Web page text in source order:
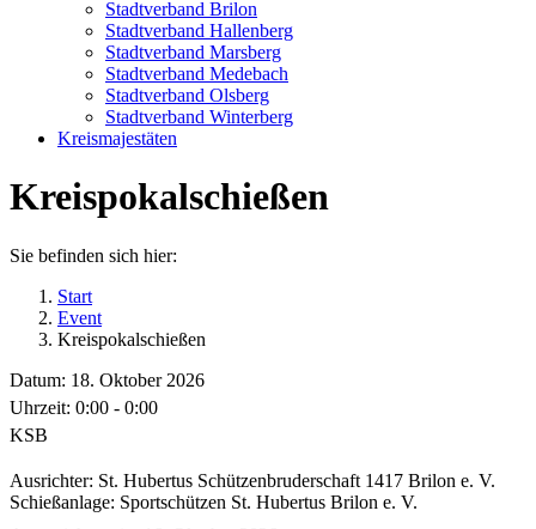
Stadtverband Brilon
Stadtverband Hallenberg
Stadtverband Marsberg
Stadtverband Medebach
Stadtverband Olsberg
Stadtverband Winterberg
Kreismajestäten
Kreispokalschießen
Sie befinden sich hier:
Start
Event
Kreispokalschießen
Datum: 18. Oktober 2026
Uhrzeit: 0:00 - 0:00
KSB
Ausrichter: St. Hubertus Schützenbruderschaft 1417 Brilon e. V.
Schießanlage: Sportschützen St. Hubertus Brilon e. V.